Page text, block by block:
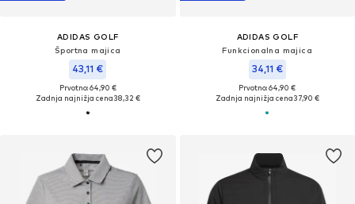
ADIDAS GOLF
Športna majica
43,11 €
Prvotno: 64,90 €
Zadnja najnižja cena38,32 €
ADIDAS GOLF
Funkcionalna majica
34,11 €
Prvotno: 64,90 €
Zadnja najnižja cena37,90 €